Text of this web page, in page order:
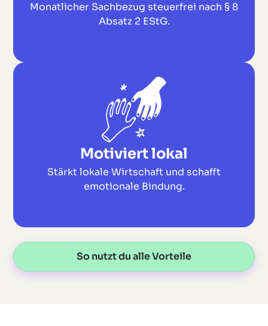
Monatlicher Sachbezug steuerfrei nach § 8
Absatz 2 EStG.
Motiviert lokal
Stärkt lokale Wirtschaft und schafft
emotionale Bindung.
So nutzt du alle Vorteile